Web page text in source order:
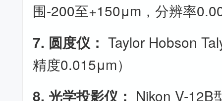
围-200至+150μm，分辨率
7. 圆度仪： Taylor Hobson
精度0.015μm）
8. 光学投影仪： Nikon V-12B